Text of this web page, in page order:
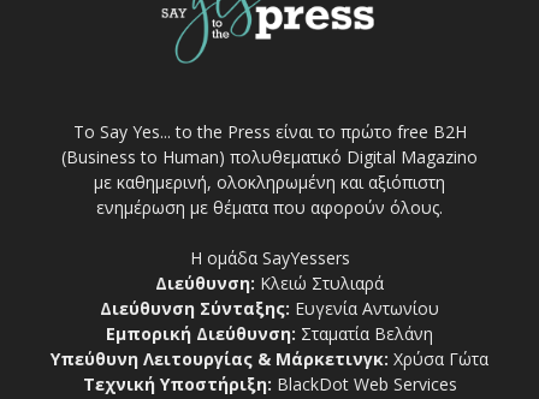
Το Say Yes... to the Press είναι το πρώτο free Β2Η
(Business to Human) πολυθεματικό Digital Magazino
με καθημερινή, ολοκληρωμένη και αξιόπιστη
ενημέρωση με θέματα που αφορούν όλους.
Η ομάδα SayYessers
Διεύθυνση: Κλειώ Στυλιαρά
Διεύθυνση Σύνταξης: Ευγενία Αντωνίου
Εμπορική Διεύθυνση: Σταματία Βελάνη
Υπεύθυνη Λειτουργίας & Μάρκετινγκ: Χρύσα Γώτα
Τεχνική Υποστήριξη: BlackDot Web Services